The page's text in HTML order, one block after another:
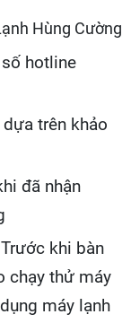
Hùng Cường
hotline
trên khảo
đã nhận
khi bàn
chạy thử máy
máy lạnh